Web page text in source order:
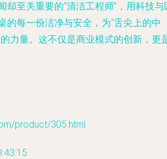
却至关重要的“清洁工程师”，用科技与
的每一份洁净与安全，为“舌尖上的中
力量。这不仅是商业模式的创新，更
product/305.html